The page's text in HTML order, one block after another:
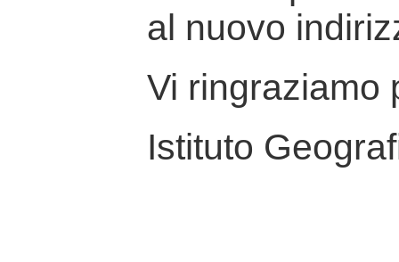
al nuovo
Vi ringraziamo
Istituto